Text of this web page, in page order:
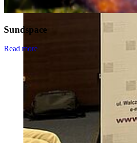
Sundspace
Read more